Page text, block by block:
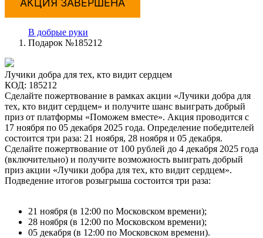
АКЦИЯ ЗАВЕРШЕНА
В добрые руки
Подарок №185212
Лучики добра для тех, кто видит сердцем
КОД: 185212
Сделайте пожертвование в рамках акции «Лучики добра для
тех, кто видит сердцем» и получите шанс выиграть добрый
приз от платформы «Поможем вместе». Акция проводится с
17 ноября по 05 декабря 2025 года. Определение победителей
состоится три раза: 21 ноября, 28 ноября и 05 декабря.
Сделайте пожертвование от 100 рублей до 4 декабря 2025 года
(включительно) и получите возможность выиграть добрый
приз акции «Лучики добра для тех, кто видит сердцем».
Подведение итогов розыгрыша состоится три раза:
21 ноября (в 12:00 по Московском времени);
28 ноября (в 12:00 по Московском времени);
05 декабря (в 12:00 по Московском времени).